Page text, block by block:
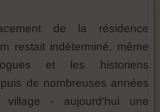
de la résidence
restait indéterminé, même
et les historiens
de nombreuses années
- aujourd'hui une